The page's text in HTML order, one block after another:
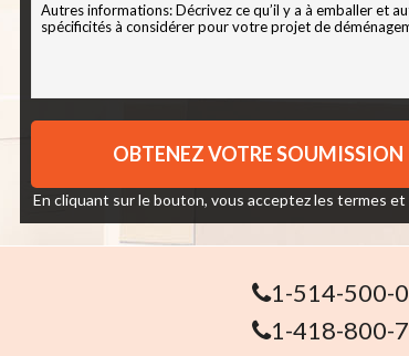
En cliquant sur le bouton, vous acceptez les termes et
1-514-500-
1-418-800-